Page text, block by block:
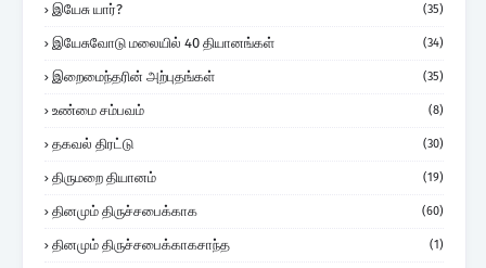
இயேசு யார்? (35)
இயேசுவோடு மலையில் 40 தியானங்கள் (34)
இறைமைந்தரின் அற்புதங்கள் (35)
உண்மை சம்பவம் (8)
தகவல் திரட்டு (30)
திருமறை தியானம் (19)
தினமும் திருச்சபைக்காக (60)
தினமும் திருச்சபைக்காகசாந்த (1)